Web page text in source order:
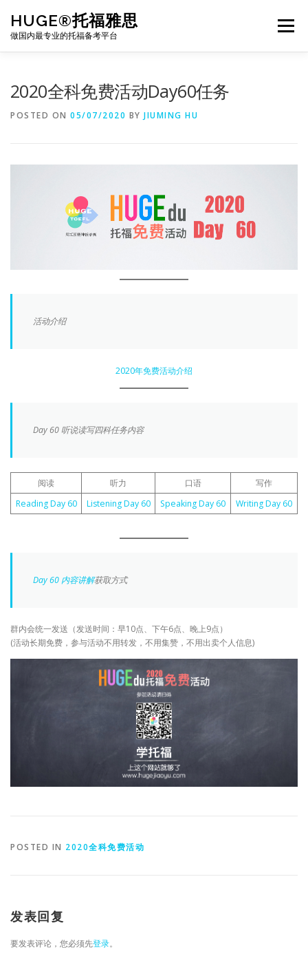
content
HUGE®托福雅思
做国内最专业的托福备考平台
Menu
2020全科免费活动Day60任务
POSTED ON 05/07/2020 BY JIUMING HU
活动介绍
2020年免费活动介绍
Day 60 听说读写四科任务内容
阅读 听力 口语
写作
Reading Day 60
Listening Day 60 Speaking Day 60 Writing Day 60
Day 60 内容讲解获取方式
群内会统一发送（发送时间：早10点、下午6点、晚上9点）
(活动长期免费，参与活动不用转发，不用集赞，不用出卖个人信息)
POSTED IN 2020全科免费活动
发表回复
要发表评论，您必须先登录。